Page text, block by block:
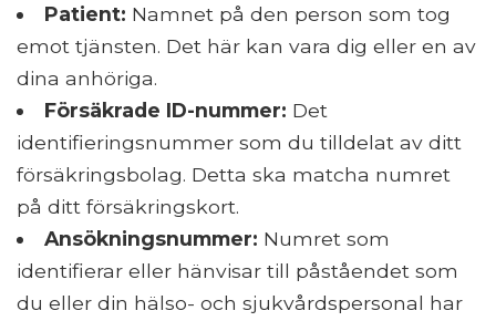
Patient: Namnet på den person som tog
emot tjänsten. Det här kan vara dig eller en av
dina anhöriga.
Försäkrade ID-nummer: Det
identifieringsnummer som du tilldelat av ditt
försäkringsbolag. Detta ska matcha numret
på ditt försäkringskort.
Ansökningsnummer: Numret som
identifierar eller hänvisar till påståendet som
du eller din hälso- och sjukvårdspersonal har